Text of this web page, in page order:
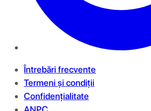
Întrebări frecvente
Termeni și condiții
Confidențialitate